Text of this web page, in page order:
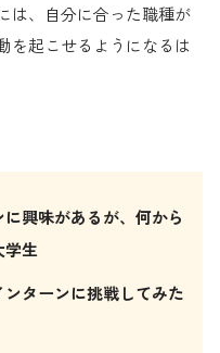
は、自分に合った職種が
を起こせるようになるは
興味があるが、何から
学生
ターンに挑戦してみた